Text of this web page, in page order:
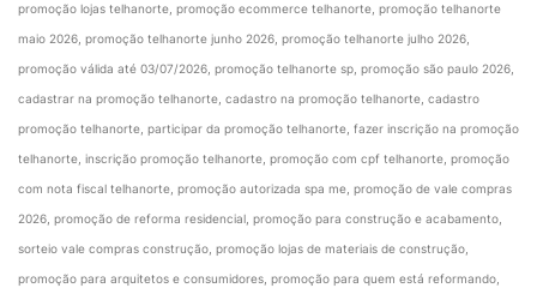
promoção lojas telhanorte, promoção ecommerce telhanorte, promoção telhanorte
maio 2026, promoção telhanorte junho 2026, promoção telhanorte julho 2026,
promoção válida até 03/07/2026, promoção telhanorte sp, promoção são paulo 2026,
cadastrar na promoção telhanorte, cadastro na promoção telhanorte, cadastro
promoção telhanorte, participar da promoção telhanorte, fazer inscrição na promoção
telhanorte, inscrição promoção telhanorte, promoção com cpf telhanorte, promoção
com nota fiscal telhanorte, promoção autorizada spa me, promoção de vale compras
2026, promoção de reforma residencial, promoção para construção e acabamento,
sorteio vale compras construção, promoção lojas de materiais de construção,
promoção para arquitetos e consumidores, promoção para quem está reformando,